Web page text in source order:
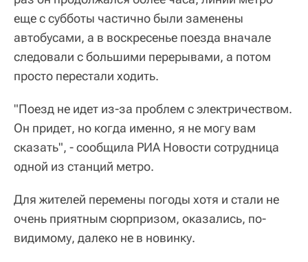
еще с субботы частично были заменены
автобусами, а в воскресенье поезда вначале
следовали с большими перерывами, а потом
просто перестали ходить.
"Поезд не идет из-за проблем с электричеством.
Он придет, но когда именно, я не могу вам
сказать", - сообщила РИА Новости сотрудница
одной из станций метро.
Для жителей перемены погоды хотя и стали не
очень приятным сюрпризом, оказались, по-
видимому, далеко не в новинку.